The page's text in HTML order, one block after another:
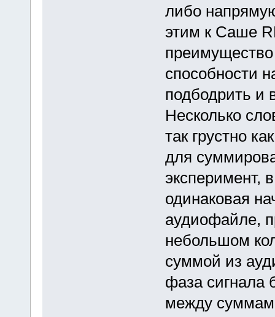
либо
этим к Саше
способности
подбодрить и
Несколько
так грустно
для
эксперимент,
одинаковая
аудиофайле,
небольшом
суммой из
фаза сигнала
между